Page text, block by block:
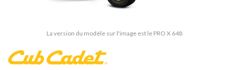
La version du modèle sur l'image est le PRO X 648